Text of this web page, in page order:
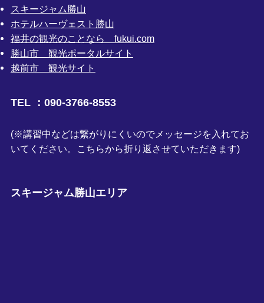
スキージャム勝山
ホテルハーヴェスト勝山
福井の観光のことなら fukui.com
勝山市 観光ポータルサイト
越前市 観光サイト
TEL ：090-3766-8553
(※講習中などは繋がりにくいのでメッセージを入れてお
いてください。こちらから折り返させていただきます)
スキージャム勝山エリア